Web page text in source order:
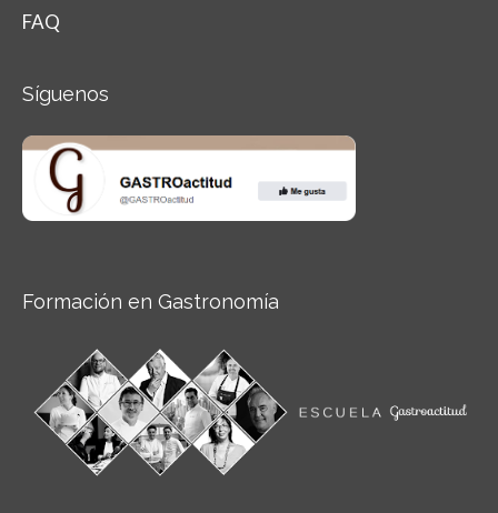
FAQ
Síguenos
Formación en Gastronomía